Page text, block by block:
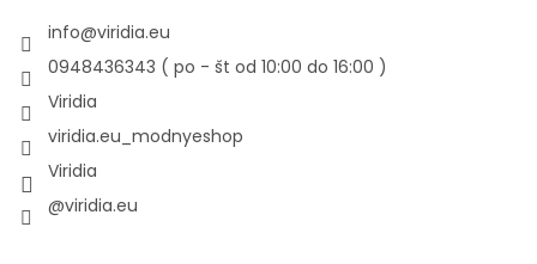
info@viridia.eu
0948436343 ( po - št od 10:00 do 16:00 )
Viridia
viridia.eu_modnyeshop
Viridia
@viridia.eu